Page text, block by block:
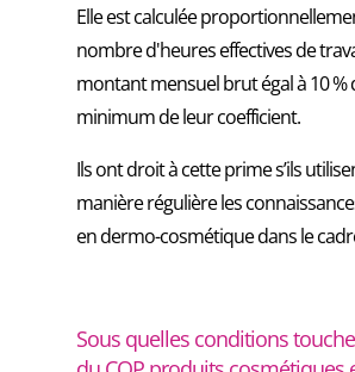
Elle est calculée
nombre d'heures effectives de
montant mensuel brut égal à 10 %
minimum de leur coefficient.
Ils ont droit à cette prime s’ils
manière régulière les
en dermo-cosmétique dans le
Sous quelles conditions